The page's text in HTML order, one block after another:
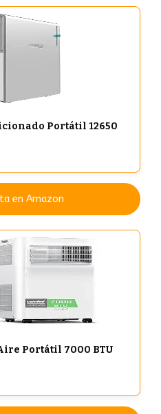
Portátil 12650
en Amazon
Portátil 7000 BTU